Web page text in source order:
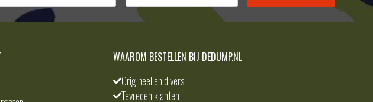
WAAROM BESTELLEN BIJ DEDUMP.NL
Origineel en divers
Tevreden klanten